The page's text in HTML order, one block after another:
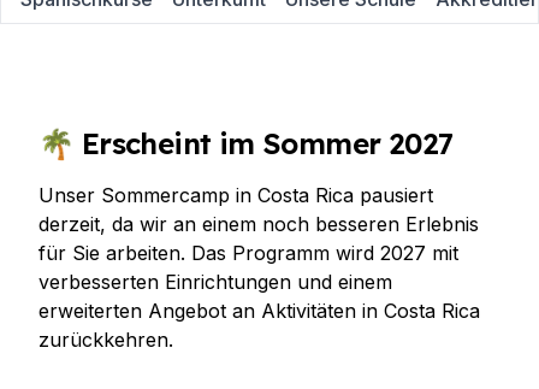
🌴 Erscheint im Sommer 2027
Unser Sommercamp in Costa Rica pausiert
derzeit, da wir an einem noch besseren Erlebnis
für Sie arbeiten. Das Programm wird 2027 mit
verbesserten Einrichtungen und einem
erweiterten Angebot an Aktivitäten in Costa Rica
zurückkehren.